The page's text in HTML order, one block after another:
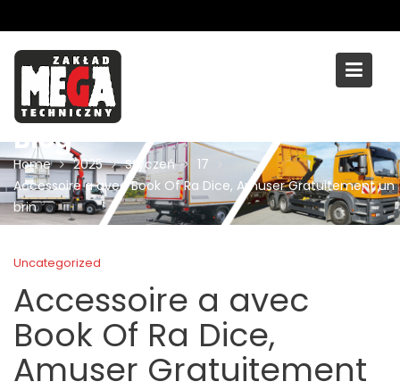
to
content
Blog
Home 2025 Styczeń
17
Accessoire a avec Book Of Ra Dice, Amuser Gratuitement un
brin
Uncategorized
Accessoire a avec
Book Of Ra Dice,
Amuser Gratuitement